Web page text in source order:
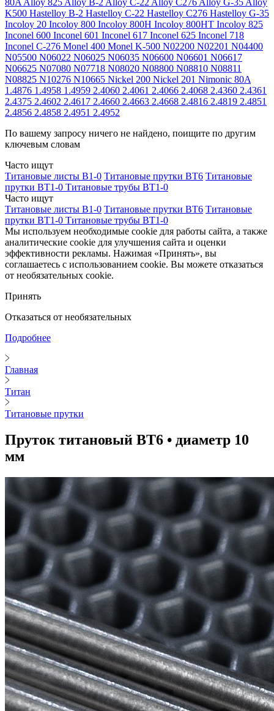
80A Alloy 825 Alloy B-2 Alloy C-22 Alloy C276 Alloy G-35 Alloy
K500 Hastelloy B-2 Hastelloy C-22 Hastelloy C276 Hastelloy G-35
Incoloy 20 Incoloy 800 Incoloy 800H Incoloy 800HT Incoloy 825
Inconel 600 Inconel 601 Inconel 617 Inconel 625 Inconel 718
Inconel C-276 Monel 400 Monel K-500 N02200 N02201 N04400
N05500 N06022 N06025 N06035 N06600 N06601 N06617
N06625 N07080 N07718 N08020 N08800 N08810 N08811
N08825 N10276 N10665 Nickel 200 Nickel 201 Nimonic 80A
1.4876 1.4958 1.4959 2.4060 2.4061 2.4066 2.4068 2.4360 2.4361
2.4375 2.4602 2.4617 2.4660 2.4663 2.4668 2.4816 2.4819 2.4851
2.4856 2.4858 2.4951 2.4952
По вашему запросу ничего не найдено, поищите по другим
ключевым словам
Часто ищут
Титановые листы В1-0 Титановые прутки ВТ6 Титановые
прутки ВТ1-0 Титановые трубы ВТ1-0
Часто ищут
Титановые листы В1-0 Титановые прутки ВТ6 Титановые
прутки ВТ1-0 Титановые трубы ВТ1-0
Мы используем необходимые cookie для работы сайта, а также
аналитические cookie для улучшения сайта и оценки
эффективности рекламы. Нажимая «Принять», вы
соглашаетесь с использованием cookie. Вы можете отказаться
от необязательных cookie.
Принять
Отказаться от необязательных
Подробнее
Главная
Титан
Титановые прутки
Пруток титановый ВТ6 • диаметр 10
мм